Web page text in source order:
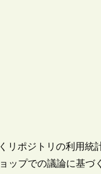
リポジトリの利用統
プでの議論に基づ